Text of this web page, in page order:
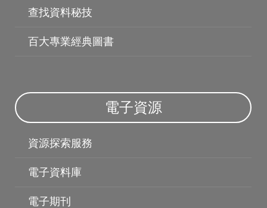
查找資料秘技
百大專業經典圖書
電子資源
資源探索服務
電子資料庫
電子期刊